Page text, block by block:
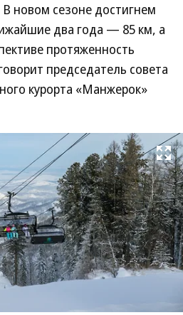
новом сезоне достигнем
два года — 85 км, а
протяженность
председатель совета
курорта «Манжерок»
Развернуть